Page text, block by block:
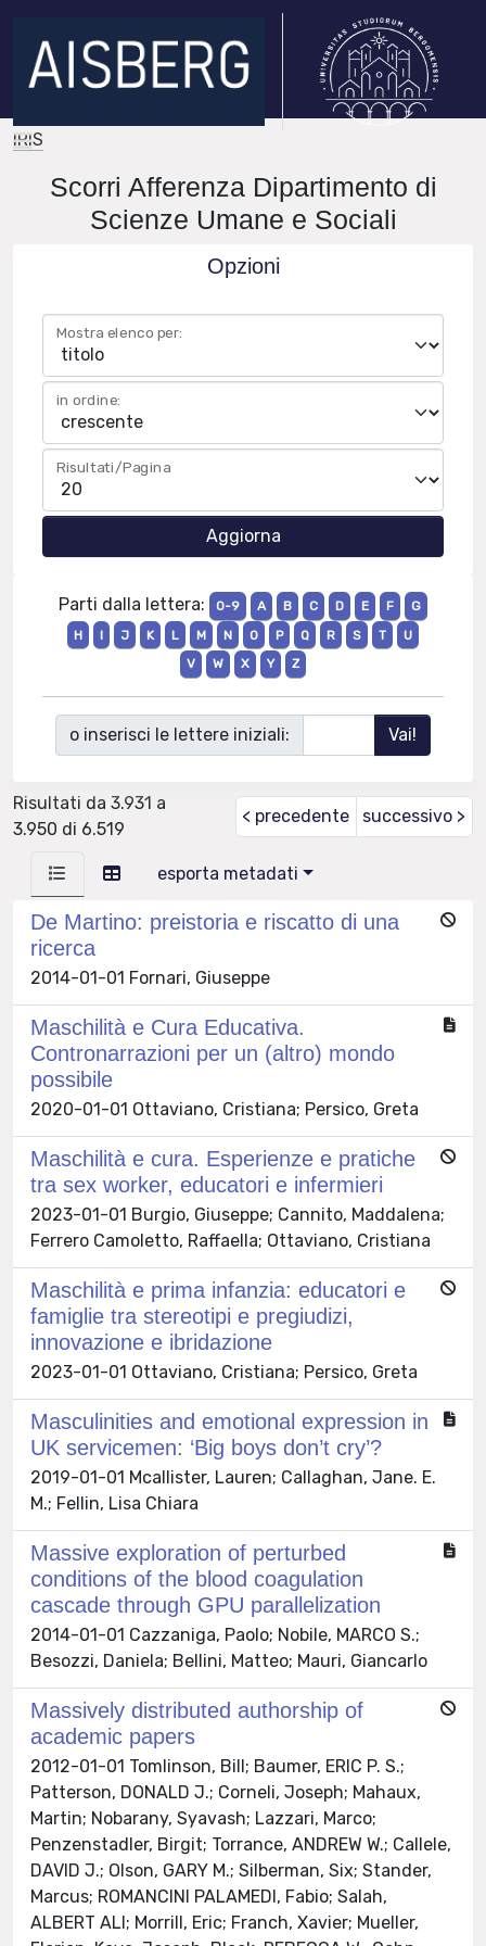
IRIS
Scorri Afferenza Dipartimento di
Scienze Umane e Sociali
Opzioni
Mostra elenco per:
in ordine:
Risultati/Pagina
Parti dalla lettera: 0-9 A B C D E F
G
H
I J K L M N O P Q R S T
U
V
W X Y Z
o inserisci le lettere iniziali:
Risultati da 3.931 a
3.950 di 6.519
< precedente successivo >
esporta metadati
De Martino: preistoria e riscatto di una
ricerca
2014-01-01 Fornari, Giuseppe
Maschilità e Cura Educativa.
Contronarrazioni per un (altro) mondo
possibile
2020-01-01 Ottaviano, Cristiana; Persico, Greta
Maschilità e cura. Esperienze e pratiche
tra sex worker, educatori e infermieri
2023-01-01 Burgio, Giuseppe; Cannito, Maddalena;
Ferrero Camoletto, Raffaella; Ottaviano, Cristiana
Maschilità e prima infanzia: educatori e
famiglie tra stereotipi e pregiudizi,
innovazione e ibridazione
2023-01-01 Ottaviano, Cristiana; Persico, Greta
Masculinities and emotional expression in
UK servicemen: ‘Big boys don’t cry’?
2019-01-01 Mcallister, Lauren; Callaghan, Jane. E.
M.; Fellin, Lisa Chiara
Massive exploration of perturbed
conditions of the blood coagulation
cascade through GPU parallelization
2014-01-01 Cazzaniga, Paolo; Nobile, MARCO S.;
Besozzi, Daniela; Bellini, Matteo; Mauri, Giancarlo
Massively distributed authorship of
academic papers
2012-01-01 Tomlinson, Bill; Baumer, ERIC P. S.;
Patterson, DONALD J.; Corneli, Joseph; Mahaux,
Martin; Nobarany, Syavash; Lazzari, Marco;
Penzenstadler, Birgit; Torrance, ANDREW W.; Callele,
DAVID J.; Olson, GARY M.; Silberman, Six; Stander,
Marcus; ROMANCINI PALAMEDI, Fabio; Salah,
ALBERT ALI; Morrill, Eric; Franch, Xavier; Mueller,